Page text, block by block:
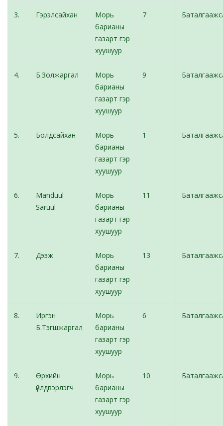
3. Гэрэлсайхан
Морь
барианы
газарт гэр
хуушуур
7
4. Б.Золжаргал
Морь
барианы
газарт гэр
хуушуур
9
5. Болдсайхан
Морь
барианы
газарт гэр
хуушуур
1
6.
Manduul
Saruul
Морь
барианы
газарт гэр
хуушуур
11
7. Дээж
Морь
барианы
газарт гэр
хуушуур
13
8.
Иргэн
Б.Тэгшжаргал
Морь
барианы
газарт гэр
хуушуур
6
9.
Өрхийн
үйлдвэрлэгч
Морь
барианы
газарт гэр
хуушуур
10